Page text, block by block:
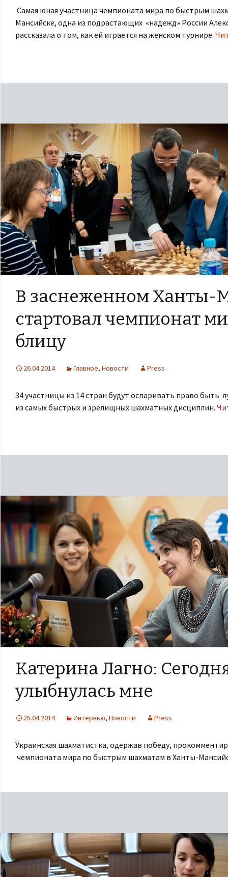
Самая юная участница чемпионата мира по быстрым
Мансийске, одна из подрастающих «надежд» России
рассказала о том, как ей играется на женском турнире.
В заснеженном Ханты-
стартовал чемпионат
блицу
26.04.2014 Главное, Новости Press
34 участницы из 14 стран будут оспаривать право быть
из самых быстрых и зрелищных шахматных дисциплин.
Катерина Лагно:
улыбнулась мне
25.04.2014 Интервью, Новости Press
Украинская шахматистка, одержав победу,
чемпионата мира по быстрым шахматам в Ханты-